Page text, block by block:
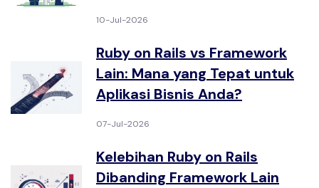
10-Jul-2026
Ruby on Rails vs Framework
Lain: Mana yang Tepat untuk
Aplikasi Bisnis Anda?
07-Jul-2026
Kelebihan Ruby on Rails
Dibanding Framework Lain